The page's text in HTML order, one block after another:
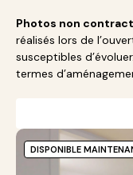
Photos non
réalisés lors de
susceptibles
termes
DISPONIBLE